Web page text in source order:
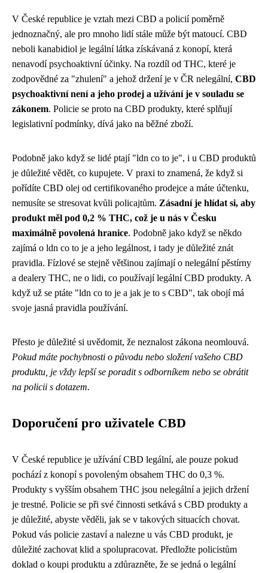
V České republice je vztah mezi CBD a policií poměrně
jednoznačný, ale pro mnoho lidí stále může být matoucí. CBD
neboli kanabidiol je legální látka získávaná z konopí, která
nenavodí psychoaktivní účinky. Na rozdíl od THC, které je
zodpovědné za "zhulení" a jehož držení je v ČR nelegální, CBD
psychoaktivní není a jeho prodej a užívání je v souladu se
zákonem. Policie se proto na CBD produkty, které splňují
legislativní podmínky, dívá jako na běžné zboží.
Podobně jako když se lidé ptají "ldn co to je", i u CBD produktů
je důležité vědět, co kupujete. V praxi to znamená, že když si
pořídíte CBD olej od certifikovaného prodejce a máte účtenku,
nemusíte se stresovat kvůli policajtům. Zásadní je hlídat si, aby
produkt měl pod 0,2 % THC, což je u nás v Česku
maximálně povolená hranice. Podobně jako když se někdo
zajímá o ldn co to je a jeho legálnost, i tady je důležité znát
pravidla. Fízlové se stejně většinou zajímají o nelegální pěstírny
a dealery THC, ne o lidi, co používají legální CBD produkty. A
když už se ptáte "ldn co to je a jak je to s CBD", tak obojí má
svoje jasná pravidla používání.
Přesto je důležité si uvědomit, že neznalost zákona neomlouvá.
Pokud máte pochybnosti o původu nebo složení vašeho CBD
produktu, je vždy lepší se poradit s odborníkem nebo se obrátit
na policii s dotazem.
Doporučení pro uživatele CBD
V České republice je užívání CBD legální, ale pouze pokud
pochází z konopí s povoleným obsahem THC do 0,3 %.
Produkty s vyšším obsahem THC jsou nelegální a jejich držení
je trestné. Policie se při své činnosti setkává s CBD produkty a
je důležité, abyste věděli, jak se v takových situacích chovat.
Pokud vás policie zastaví a nalezne u vás CBD produkt, je
důležité zachovat klid a spolupracovat. Předložte policistům
doklad o koupi produktu a zdůrazněte, že se jedná o legální